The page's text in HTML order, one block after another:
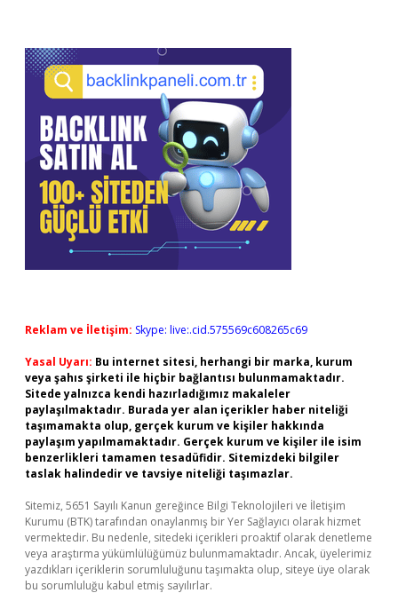
Reklam ve İletişim: Skype: live:.cid.575569c608265c69
Yasal Uyarı: Bu internet sitesi, herhangi bir marka, kurum
veya şahıs şirketi ile hiçbir bağlantısı bulunmamaktadır.
Sitede yalnızca kendi hazırladığımız makaleler
paylaşılmaktadır. Burada yer alan içerikler haber niteliği
taşımamakta olup, gerçek kurum ve kişiler hakkında
paylaşım yapılmamaktadır. Gerçek kurum ve kişiler ile isim
benzerlikleri tamamen tesadüfidir. Sitemizdeki bilgiler
taslak halindedir ve tavsiye niteliği taşımazlar.
Sitemiz, 5651 Sayılı Kanun gereğince Bilgi Teknolojileri ve İletişim
Kurumu (BTK) tarafından onaylanmış bir Yer Sağlayıcı olarak hizmet
vermektedir. Bu nedenle, sitedeki içerikleri proaktif olarak denetleme
veya araştırma yükümlülüğümüz bulunmamaktadır. Ancak, üyelerimiz
yazdıkları içeriklerin sorumluluğunu taşımakta olup, siteye üye olarak
bu sorumluluğu kabul etmiş sayılırlar.